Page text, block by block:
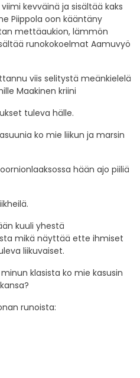
kevväinä ja sisältää kaks
Piippola oon kääntäny
mettäaukion, lämmön
runokokoelmat Aamuvyö
viis selitystä meänkielelä
Maakinen kriini
tuleva hälle.
ko mie liikun ja marsin
hään ajo piiliä
kuuli yhestä
mikä näyttää ette ihmiset
liikuvaiset.
klasista ko mie kasusin
runoista: